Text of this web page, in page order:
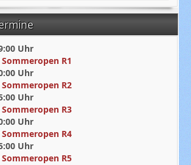
Uhr
R1
Uhr
R2
Uhr
R3
Uhr
R4
Uhr
R5